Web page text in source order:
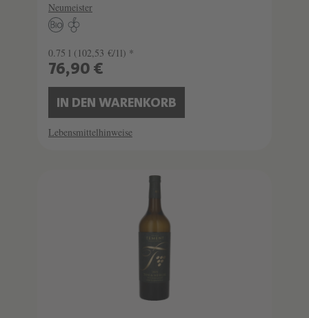
Neumeister
0.75 l (102,53 €/1l) *
76,90 €
IN DEN WARENKORB
Lebensmittelhinweise